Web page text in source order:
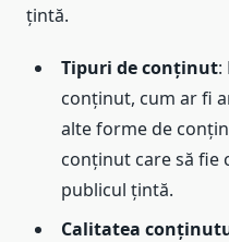
țintă.
Tipuri de conținut:
conținut, cum ar fi
alte forme de
conținut care să fie
publicul țintă.
Calitatea